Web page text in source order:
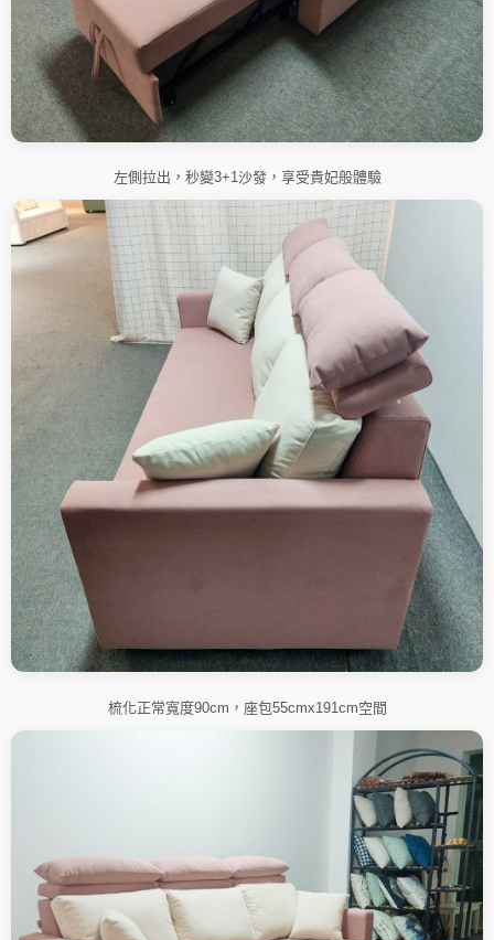
左側拉出，秒變3+1沙發，享受貴妃般體驗
梳化正常寬度90cm，座包55cmx191cm空間